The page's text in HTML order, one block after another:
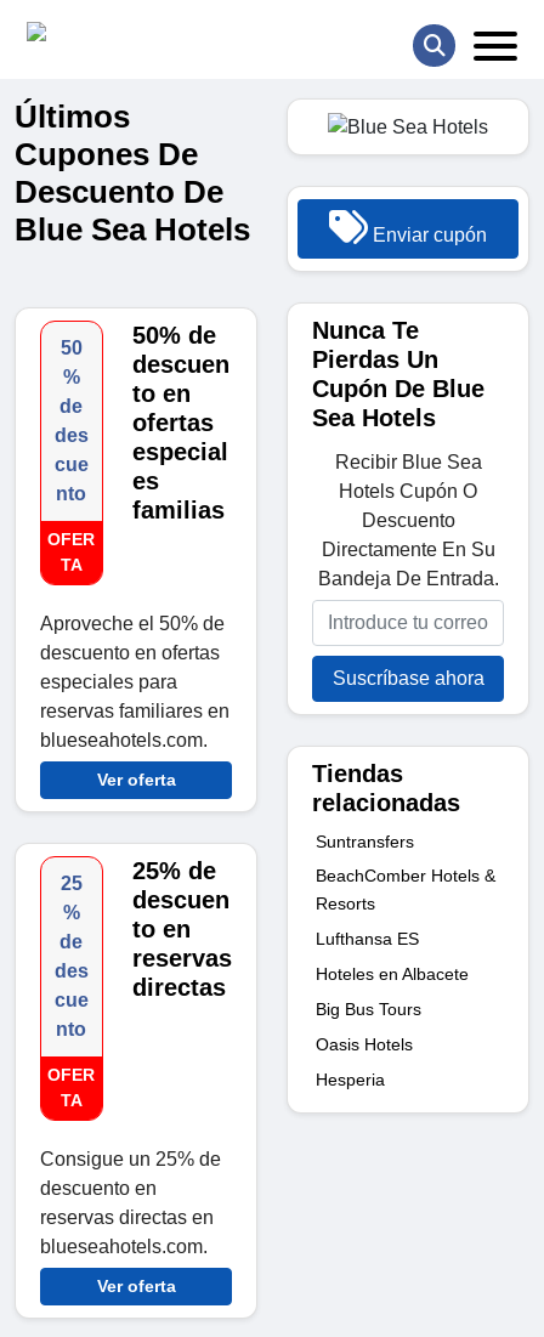
Últimos
Cupones De
Descuento De
Blue Sea Hotels
50
%
de
des
cue
nto
OFER
TA
50% de
descuen
to en
ofertas
especial
es
familias
Aproveche el 50% de
descuento en ofertas
especiales para
reservas familiares en
blueseahotels.com.
Ver oferta
25
%
de
des
cue
nto
OFER
TA
25% de
descuen
to en
reservas
directas
Consigue un 25% de
descuento en
reservas directas en
blueseahotels.com.
Ver oferta
Enviar cupón
Nunca Te
Pierdas Un
Cupón De Blue
Sea Hotels
Recibir Blue Sea
Hotels Cupón O
Descuento
Directamente En Su
Bandeja De Entrada.
Suscríbase ahora
Tiendas
relacionadas
Suntransfers
BeachComber Hotels &
Resorts
Lufthansa ES
Hoteles en Albacete
Big Bus Tours
Oasis Hotels
Hesperia